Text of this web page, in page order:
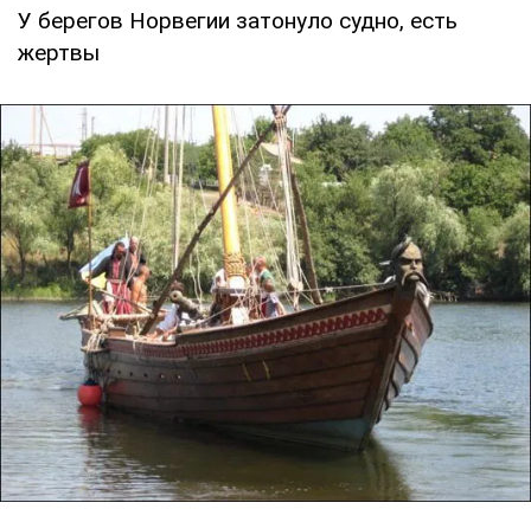
У берегов Норвегии затонуло судно, есть
жертвы